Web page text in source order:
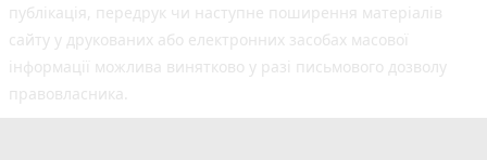
публiкацiя, передрук чи наступне поширення матеріалів
сайту у друкованих або електронних засобах масової
інформації можлива винятково у разі письмового дозволу
правовласника.